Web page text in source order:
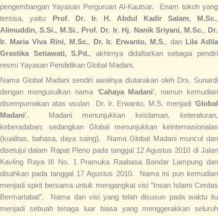
pengembangan Yayasan Perguruan Al-Kautsar. Enam tokoh yang
tersisa, yaitu:
Prof. Dr. Ir. H. Abdul Kadir Salam, M.Sc.,
Alimuddin, S.Si., M.Si., Prof. Dr. Ir. Hj. Nanik Sriyani, M.Sc., Dr.
Ir. Maria Viva Rini, M.Sc., Dr. Ir. Erwanto, M.S., dan
Lila Adila
Grastika Setiawati, S.Pd., akhirnya didaftarkan sebagai pendiri
resmi Yayasan Pendidikan Global Madani.
Nama Global Madani sendiri awalnya diutarakan oleh Drs. Sunardi
dengan mengusulkan nama ‘Cahaya Madani’, namun kemudian
disempurnakan atas usulan Dr. Ir. Erwanto, M.S. menjadi ‘Global
Madani’. Madani menunjukkan keislaman, keteraturan,
keberadaban; sedangkan Global menunjukkan keinternasionalan
(kualitas, bahasa, daya saing). Nama Global Madani muncul dan
disetujui dalam Rapat Pleno pada tanggal 12 Agustus 2010 di Jalan
Kavling Raya III No. 1 Pramuka Raabasa Bandar Lampung dan
disahkan pada tanggal 17 Agustus 2010. Nama ini pun kemudian
menjadi spirit bersama untuk mengangkat visi “Insan Islami Cerdas
Bermartabat”. Nama dan visi yang telah disusun pada waktu itu
menjadi sebuah tenaga luar biasa yang menggerakkan seluruh